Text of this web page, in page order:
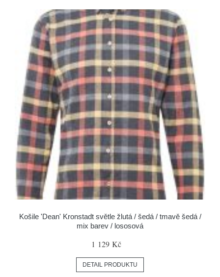
Košile 'Dean' Kronstadt světle žlutá / šedá / tmavě šedá /
mix barev / lososová
1 129 Kč
DETAIL PRODUKTU